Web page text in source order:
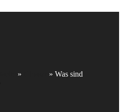
» » Was sind